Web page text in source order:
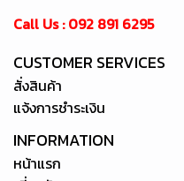
Call Us : 092 891 6295
CUSTOMER SERVICES
สั่งสินค้า
แจ้งการชำระเงิน
INFORMATION
หน้าแรก